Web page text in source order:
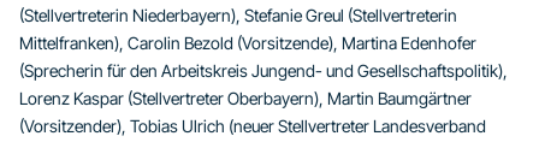
(Stellvertreterin Niederbayern), Stefanie Greul (Stellvertreterin
Mittelfranken), Carolin Bezold (Vorsitzende), Martina Edenhofer
(Sprecherin für den Arbeitskreis Jungend- und Gesellschaftspolitik),
Lorenz Kaspar (Stellvertreter Oberbayern), Martin Baumgärtner
(Vorsitzender), Tobias Ulrich (neuer Stellvertreter Landesverband